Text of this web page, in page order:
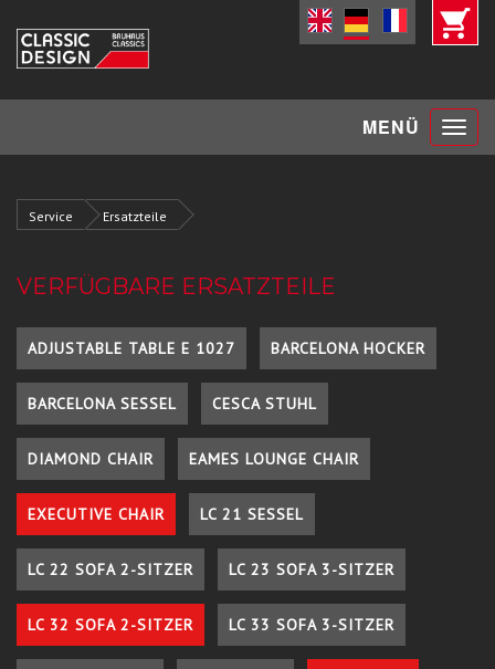
MENÜ Toggle
Service Ersatzteile
VERFÜGBARE ERSATZTEILE
ADJUSTABLE TABLE E 1027 BARCELONA HOCKER
BARCELONA SESSEL CESCA STUHL
DIAMOND CHAIR EAMES LOUNGE CHAIR
EXECUTIVE CHAIR LC 21 SESSEL
LC 22 SOFA 2-SITZER LC 23 SOFA 3-SITZER
LC 32 SOFA 2-SITZER LC 33 SOFA 3-SITZER